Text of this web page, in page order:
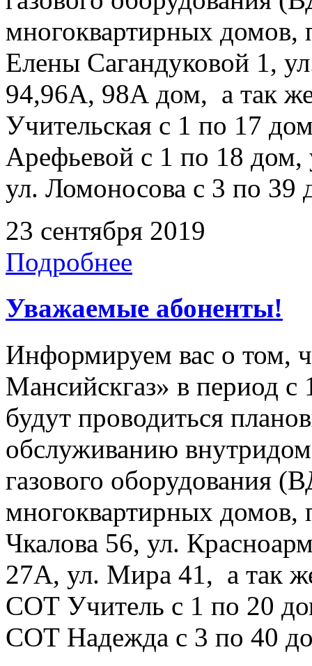
многоквартирных
Елены Сагандуковой 1,
94,96А, 98А дом, а так
Учительская с 1 по 17
Арефьевой с 1 по 18 дом,
ул. Ломоносова с 3 по 39
23 сентября 2019
Подробнее
Уважаемые абоненты!
Информируем вас о том,
Мансийскгаз» в период с
будут проводиться
обслуживанию
газового
многоквартирных
Чкалова 56, ул.
27А, ул. Мира 41, а так
СОТ Учитель с 1 по 20
СОТ Надежда с 3 по 40